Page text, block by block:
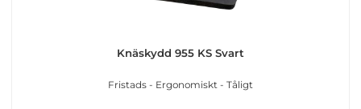
Knäskydd 955 KS Svart
Fristads - Ergonomiskt - Tåligt